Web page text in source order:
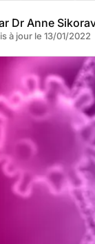
Dr Anne
à jour le 13/01/2022